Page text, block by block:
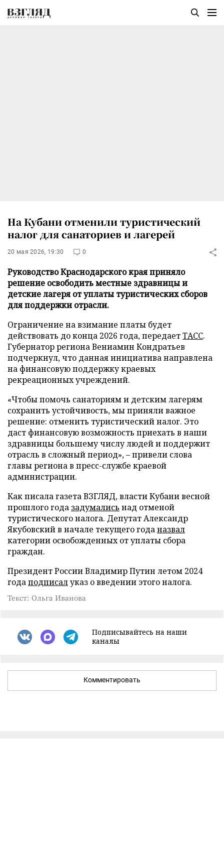
На Кубани отменили туристический
налог для санаториев и лагерей
20 мая 2026, 19:30 0
Руководство Краснодарского края приняло
решение освободить местные здравницы и
детские лагеря от уплаты туристических сборов
для поддержки отрасли.
Ограничение на взимание платы будет
действовать до конца 2026 года, передаетТАСС.
Губернатор региона Вениамин Кондратьев
подчеркнул, что данная инициатива направлена
на финансовую поддержку краевых
рекреационных учреждений.
«Чтобы помочь санаториям и детским лагерям
сохранить устойчивость, мы приняли важное
решение: отменить туристический налог. Это
даст финансовую возможность приехать в наши
здравницы большему числу людей и поддержит
отрасль в сложный период», – привели слова
главы региона в пресс-службе краевой
администрации.
Как писала газета ВЗГЛЯД, власти Кубани весной
прошлого года задумались над отменой
туристического налога. Депутат Александр
Якубовский в начале текущего годаназвал
категории освобожденных от уплаты сбора
граждан.
Президент России Владимир Путин летом 2024
годаподписалуказ о введении этого налога.
Текст: Ольга Иванова
Подписывайтесь на наши
каналы
Комментировать